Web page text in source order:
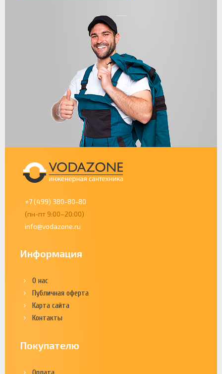
+7 (499) 380-80-80
(пн-пт 9:00–20:00)
info@vodazone.ru
Информация
О нас
Публичная оферта
Карта сайта
Контакты
Покупателю